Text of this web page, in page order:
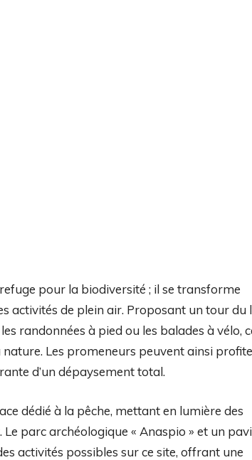
pour la biodiversité ; il se transforme
activités de plein air. Proposant un tour du
randonnées à pied ou les balades à vélo,
Les promeneurs peuvent ainsi
d’un dépaysement total.
dédié à la pêche, mettant en lumière des
parc archéologique « Anaspio » et un
activités possibles sur ce site, offrant une